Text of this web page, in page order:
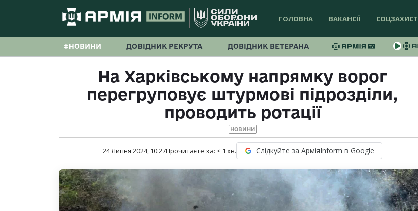
ГОЛОВНА ВАКАНСІЇ СОЦЗАХИСТ
#НОВИНИ ДОВІДНИК РЕКРУТА ДОВІДНИК ВЕТЕРАНА
На Харківському напрямку ворог
перегруповує штурмові підрозділи,
проводить ротації
НОВИНИ
24 Липня 2024, 10:27Прочитаєте за: < 1 хв. Слідкуйте за АрміяInform в Google